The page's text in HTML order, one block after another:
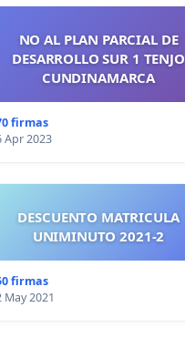
NO AL PLAN PARCIAL DE
DESARROLLO SUR 1 TENJO
CUNDINAMARCA
firmas
Apr 2023
DESCUENTO MATRICULA
UNIMINUTO 2021-2
firmas
May 2021